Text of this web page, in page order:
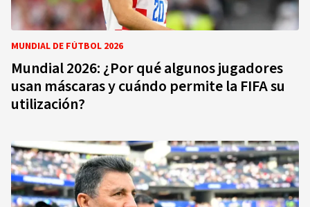
MUNDIAL DE FÚTBOL 2026
Mundial 2026: ¿Por qué algunos jugadores
usan máscaras y cuándo permite la FIFA su
utilización?